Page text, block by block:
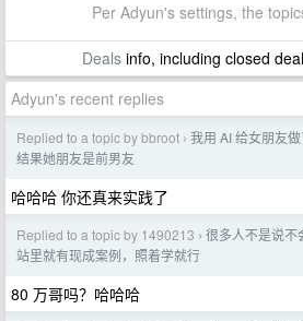
Per Adyun's settings, the
Dealsinfo, including closed
Adyun's recent replies
Replied to a topic by bbroot › 我用 AI 给女朋友做
结果她朋友是前男友
哈哈哈 你还真来实践了
Replied to a topic by 1490213 › 很多人不是说不
站里就有现成案例，照着学就行
80 万哥吗？哈哈哈